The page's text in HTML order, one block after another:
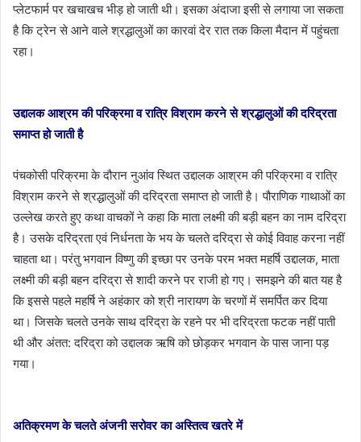
प्लेटफार्म पर खचाखच भीड़ हो जाती थी। इसका अंदाजा इसी से लगाया जा सकता
है कि ट्रेन से आने वाले श्रद्धालुओं का कारवां देर रात तक किला मैदान में पहुंचता
रहा।
उद्दालक आश्रम की परिक्रमा व रात्रि विश्राम करने से श्रद्धालुओं की दरिद्रता
समाप्त हो जाती है
पंचकोसी परिक्रमा के दौरान नुआंव स्थित उद्दालक आश्रम की परिक्रमा व रात्रि
विश्राम करने से श्रद्धालुओं की दरिद्रता समाप्त हो जाती है। पौराणिक गाथाओं का
उल्लेख करते हुए कथा वाचकों ने कहा कि माता लक्ष्मी की बड़ी बहन का नाम दरिद्रा
है। उसके दरिद्रता एवं निर्धनता के भय के चलते दरिद्रा से कोई विवाह करना नहीं
चाहता था। परंतु भगवान विष्णु की इच्छा पर उनके परम भक्त महर्षि उद्दालक, माता
लक्ष्मी की बड़ी बहन दरिद्रा से शादी करने पर राजी हो गए। समझने की बात यह है
कि इससे पहले महर्षि ने अहंकार को श्री नारायण के चरणों में समर्पित कर दिया
था। जिसके चलते उनके साथ दरिद्रा के रहने पर भी दरिद्रता फटक नहीं पाती
थी और अंतत: दरिद्रा को उद्दालक ऋषि को छोड़कर भगवान के पास जाना पड़
गया।
अतिक्रमण के चलते अंजनी सरोवर का अस्तित्व खतरे में